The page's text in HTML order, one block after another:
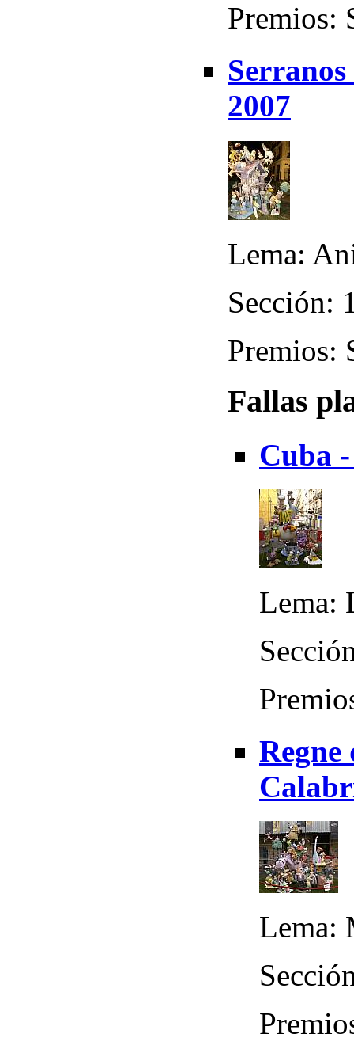
Premios:
2007
Lema:
Sección:
Premios:
Fallas
Cuba
Lema:
Regne
Lema: